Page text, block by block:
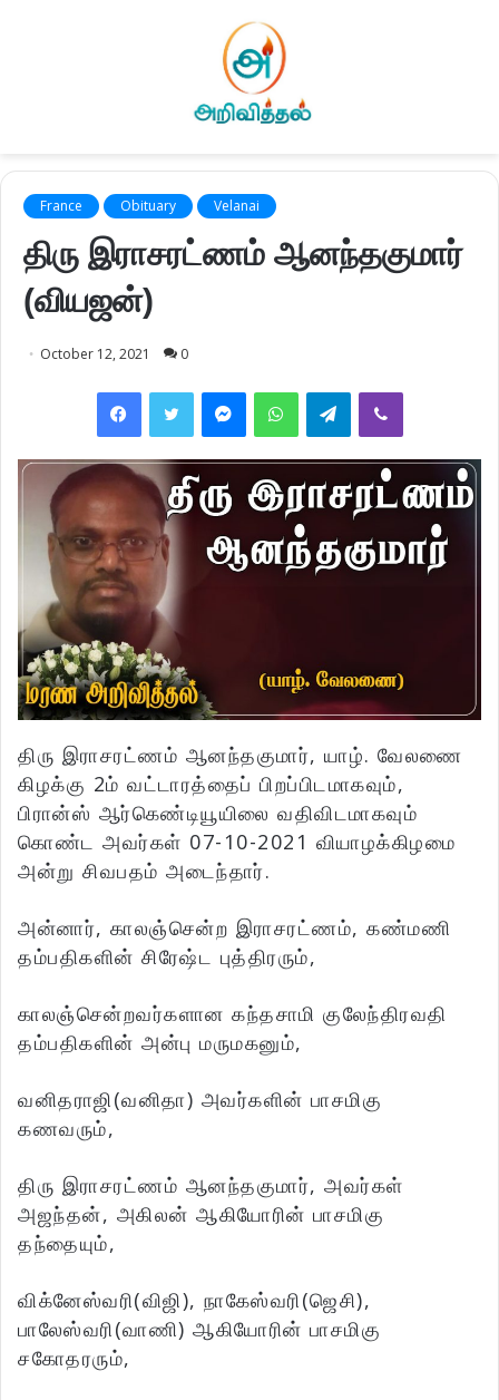
France Obituary Velanai
திரு இராசரட்ணம் ஆனந்தகுமார்
(வியஜன்)
October 12, 2021 0
FacebookTwitter MessengerWhatsAppTelegramViber
திரு இராசரட்ணம் ஆனந்தகுமார், யாழ். வேலணை
கிழக்கு 2ம் வட்டாரத்தைப் பிறப்பிடமாகவும்,
பிரான்ஸ் ஆர்கெண்டியூயிலை வதிவிடமாகவும்
கொண்ட அவர்கள் 07-10-2021 வியாழக்கிழமை
அன்று சிவபதம் அடைந்தார்.
அன்னார், காலஞ்சென்ற இராசரட்ணம், கண்மணி
தம்பதிகளின் சிரேஷ்ட புத்திரரும்,
காலஞ்சென்றவர்களான கந்தசாமி குலேந்திரவதி
தம்பதிகளின் அன்பு மருமகனும்,
வனிதராஜி(வனிதா) அவர்களின் பாசமிகு
கணவரும்,
திரு இராசரட்ணம் ஆனந்தகுமார், அவர்கள்
அஜந்தன், அகிலன் ஆகியோரின் பாசமிகு
தந்தையும்,
விக்னேஸ்வரி(விஜி), நாகேஸ்வரி(ஜெசி),
பாலேஸ்வரி(வாணி) ஆகியோரின் பாசமிகு
சகோதரரும்,